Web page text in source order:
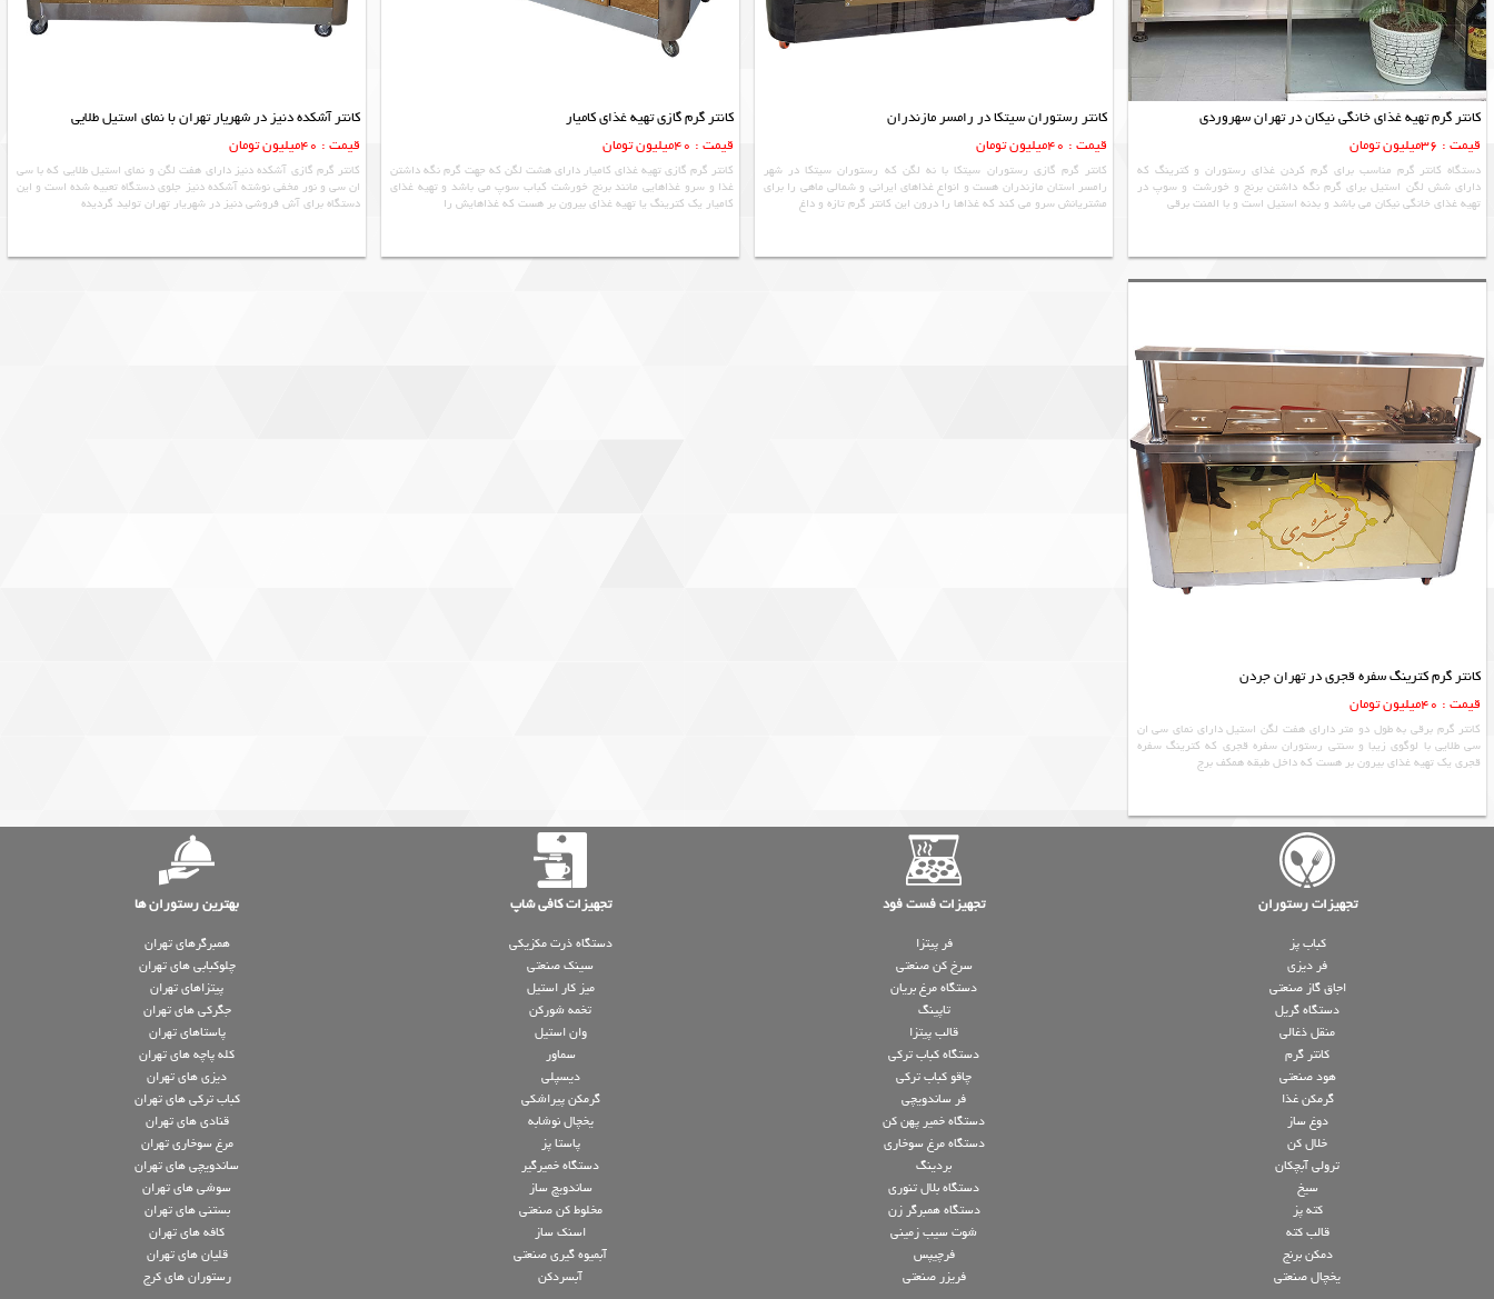
کانتر گرم تهیه غذای خانگی نیکان در تهران سهروردی
قیمت : 36میلیون تومان
دستگاه کانتر گرم مناسب برای گرم کردن غذای رستوران و کترینگ که
دارای شش لگن استیل برای گرم نگه داشتن برنج و خورشت و سوپ در
تهیه غذای خانگی نیکان می باشد و بدنه استیل است و با المنت برقی
کانتر رستوران سیتکا در رامسر مازندران
قیمت : 40میلیون تومان
کانتر گرم گازی رستوران سیتکا با نه لگن که رستوران سيتکا در شهر
رامسر استان مازندران هست و انواع غذاهای ایرانی و شمالی ماهی را برای
مشتریانش سرو می کند که غذاها را درون این کانتر گرم تازه و داغ
کانتر گرم گازی تهیه غذای کامیار
قیمت : 40میلیون تومان
کانتر گرم گازی تهیه غذای کامیار دارای هشت لگن که جهت گرم نگه داشتن
غذا و سرو غذاهایی مانند برنج خورشت کباب سوپ می باشد و تهیه غذای
کامیار یک کترینگ یا تهیه غذای بیرون بر هست که غذاهایش را
کانتر آشکده دنیز در شهریار تهران با نمای استیل طلایی
قیمت : 40میلیون تومان
کانتر گرم گازی آشکده دنیز دارای هفت لگن و نمای استیل طلایی که با سی
ان سی و نور مخفی نوشته آشکده دنیز جلوی دستگاه تعبیه شده است و این
دستگاه برای آش فروشی دنیز در شهریار تهران تولید گردیده
کانتر گرم کترینگ سفره قجری در تهران جردن
قیمت : 40میلیون تومان
کانتر گرم برقی به طول دو متر دارای هفت لگن استیل دارای نمای سی ان
سی طلایی با لوگوی زیبا و سنتی رستوران سفره قجری که کترینگ سفره
قجری یک تهیه غذای بیرون بر هست که داخل طبقه همکف برج
تجهیزات رستوران تجهیزات فست فود تجهیزات کافی شاپ بهترین رستوران ها
کباب پز
فر دیزی
اجاق گاز صنعتی
دستگاه گریل
منقل ذغالی
کانتر گرم
هود صنعتی
گرمکن غذا
دوغ ساز
خلال کن
ترولی آبچکان
سیخ
کته پز
قالب کته
دمکن برنج
یخچال صنعتی
فر پیتزا
سرخ کن صنعتی
دستگاه مرغ بریان
تاپینگ
قالب پیتزا
دستگاه کباب ترکی
چاقو کباب ترکی
فر ساندویچی
دستگاه خمیر پهن کن
دستگاه مرغ سوخاری
بردینگ
دستگاه بلال تنوری
دستگاه همبرگر زن
شوت سیب زمینی
فرچیپس
فریزر صنعتی
دستگاه ذرت مکزیکی
سینک صنعتی
میز کار استیل
تخمه شورکن
وان استیل
سماور
دیسپلی
گرمکن پیراشکی
یخچال نوشابه
پاستا پز
دستگاه خمیرگیر
ساندویچ ساز
مخلوط کن صنعتی
اسنک ساز
آبمیوه گیری صنعتی
آبسردکن
همبرگرهای تهران
چلوکبابی های تهران
پیتزاهای تهران
جگرکی های تهران
پاستاهای تهران
کله پاچه های تهران
دیزی های تهران
کباب ترکی های تهران
قنادی های تهران
مرغ سوخاری تهران
ساندویچی های تهران
سوشی های تهران
بستنی های تهران
کافه های تهران
قلیان های تهران
رستوران های کرج